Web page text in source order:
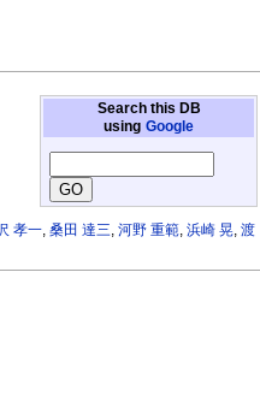
Search this DB
using Google
孝一,桑田 達三,河野 重範,浜崎 晃,渡